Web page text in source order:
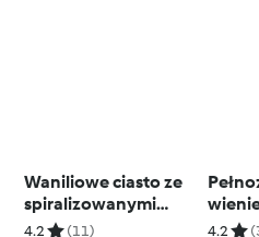
Waniliowe ciasto ze
spiralizowanymi
jabłkami (TM5)
4.2 (11)
z
4.2